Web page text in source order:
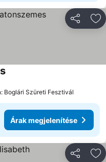
Boglári Szüreti Fesztivál
Árak megjelenítése